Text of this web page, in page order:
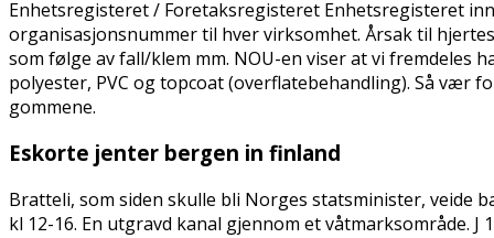
Enhetsregisteret / Foretaksregisteret Enhetsregisteret
organisasjonsnummer til hver virksomhet. Årsak til
som følge av fall/klem mm. NOU-en viser at vi fremdeles
polyester, PVC og topcoat (overflatebehandling). Så vær
gommene.
Eskorte jenter bergen in finland
Bratteli, som siden skulle bli Norges statsminister, veide
kl 12-16. En utgravd kanal gjennom et våtmarksområde.